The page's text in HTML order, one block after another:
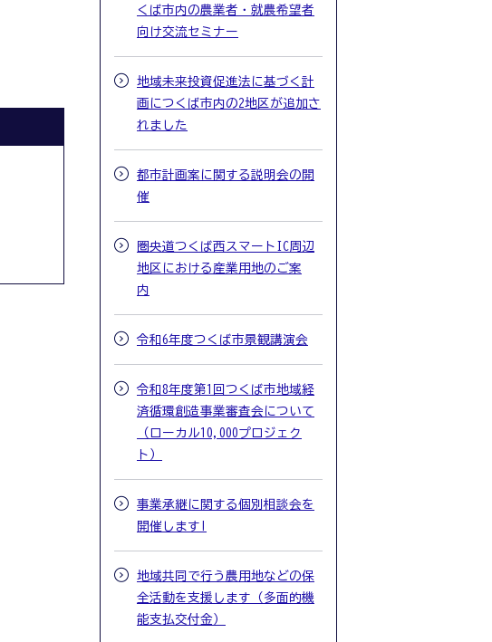
くば市内の農業者・就農希望者
向け交流セミナー
地域未来投資促進法に基づく計
画につくば市内の2地区が追加さ
れました
都市計画案に関する説明会の開
催
圏央道つくば西スマートIC周辺
地区における産業用地のご案
内
令和6年度つくば市景観講演会
令和8年度第1回つくば市地域経
済循環創造事業審査会について
（ローカル10,000プロジェク
ト）
事業承継に関する個別相談会を
開催します!
地域共同で行う農用地などの保
全活動を支援します（多面的機
能支払交付金）